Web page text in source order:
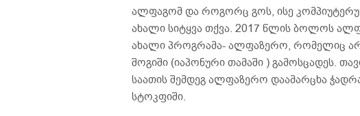
ალფაგომ და როგორც გოს, ისე
ახალი სიტყვა თქვა. 2017 წლის ბოლოს
ახალი პროგრამა- ალფაზერო, რომელიც
შოგიში (იაპონური თამაში ) გამოსცადეს.
საათის შემდეგ ალფაზერო დაამარცხა
სტოკფიში.